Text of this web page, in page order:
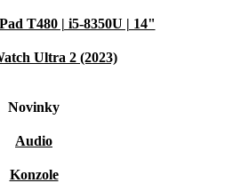
T480 | i5-8350U | 14"
Ultra 2 (2023)
Novinky
Audio
Konzole